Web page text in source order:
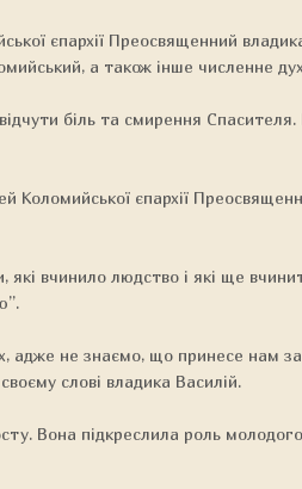
єпархії Преосвященний
а також інше численне
біль та смирення
єпархії
які вчинило людство і які ще
адже не знаємо, що принесе нам
слові владика Василій.
Вона підкреслила роль